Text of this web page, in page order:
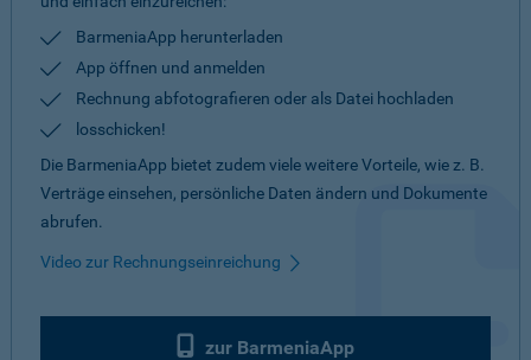
BarmeniaApp herunterladen
App öffnen und anmelden
Rechnung abfotografieren oder als Datei hochladen
losschicken!
Die BarmeniaApp bietet zudem viele weitere Vorteile, wie z. B.
Verträge einsehen, persönliche Daten ändern und Dokumente
abrufen.
Video zur Rechnungseinreichung
zur BarmeniaApp